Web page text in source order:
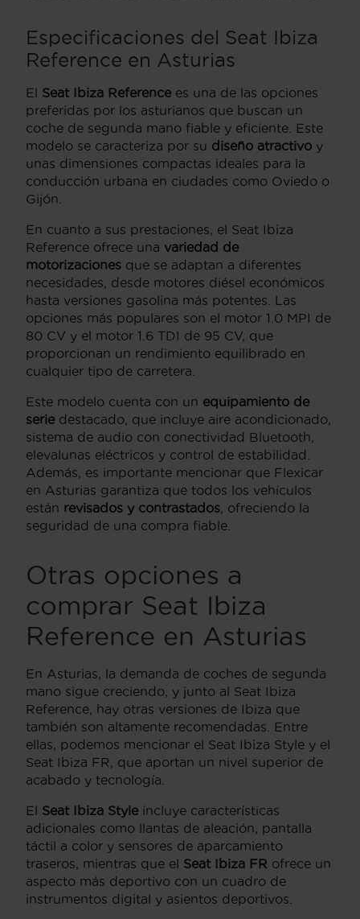
Especificaciones del Seat Ibiza
Reference en Asturias
El Seat Ibiza Reference es una de las opciones
preferidas por los asturianos que buscan un
coche de segunda mano fiable y eficiente. Este
modelo se caracteriza por su diseño atractivo y
unas dimensiones compactas ideales para la
conducción urbana en ciudades como Oviedo o
Gijón.
En cuanto a sus prestaciones, el Seat Ibiza
Reference ofrece una variedad de
motorizaciones que se adaptan a diferentes
necesidades, desde motores diésel económicos
hasta versiones gasolina más potentes. Las
opciones más populares son el motor 1.0 MPI de
80 CV y el motor 1.6 TDI de 95 CV, que
proporcionan un rendimiento equilibrado en
cualquier tipo de carretera.
Este modelo cuenta con un equipamiento de
serie destacado, que incluye aire acondicionado,
sistema de audio con conectividad Bluetooth,
elevalunas eléctricos y control de estabilidad.
Además, es importante mencionar que Flexicar
en Asturias garantiza que todos los vehículos
están revisados y contrastados, ofreciendo la
seguridad de una compra fiable.
Otras opciones a
comprar Seat Ibiza
Reference en Asturias
En Asturias, la demanda de coches de segunda
mano sigue creciendo, y junto al Seat Ibiza
Reference, hay otras versiones de Ibiza que
también son altamente recomendadas. Entre
ellas, podemos mencionar el Seat Ibiza Style y el
Seat Ibiza FR, que aportan un nivel superior de
acabado y tecnología.
El Seat Ibiza Style incluye características
adicionales como llantas de aleación, pantalla
táctil a color y sensores de aparcamiento
traseros, mientras que el Seat Ibiza FR ofrece un
aspecto más deportivo con un cuadro de
instrumentos digital y asientos deportivos.